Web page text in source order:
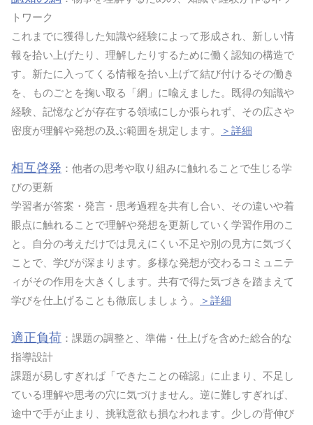
トワーク
これまでに獲得した知識や経験によって形成され、新しい情
報を拾い上げたり、理解したりするために働く認知の構造で
す。新たに入ってくる情報を拾い上げて結び付けるその働き
を、ものごとを掬い取る「網」に喩えました。既得の知識や
経験、記憶などが存在する領域にしか張られず、その広さや
密度が理解や発想の及ぶ範囲を規定します。
＞詳細
相互啓発 ：他者の思考や取り組みに触れることで生じる学
びの更新
学習者が答案・発言・思考過程を共有し合い、その違いや着
眼点に触れることで理解や発想を更新していく学習作用のこ
と。自分の考えだけでは見えにくい不足や別の見方に気づく
ことで、学びが深まります。多様な発想が交わるコミュニテ
ィがその作用を大きくします。共有で得た気づきを踏まえて
学びを仕上げることも徹底しましょう。
＞詳細
適正負荷 ：課題の調整と、準備・仕上げを含めた総合的な
指導設計
課題が易しすぎれば「できたことの確認」に止まり、不足し
ている理解や思考の穴に気づけません。逆に難しすぎれば、
途中で手が止まり、挑戦意欲も損なわれます。少しの背伸び